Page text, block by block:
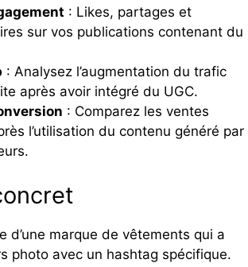
: Likes, partages et
sur vos publications contenant du
: Analysez l’augmentation du trafic
après avoir intégré du UGC.
: Comparez les ventes
l’utilisation du contenu généré par
d’une marque de vêtements qui a
photo avec un hashtag spécifique.